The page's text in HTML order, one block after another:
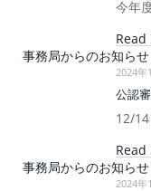
今年
事務局からのお知らせ
2024年
公認
12/
事務局からのお知らせ
2024年